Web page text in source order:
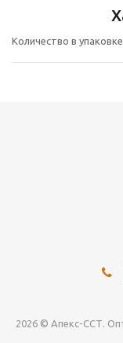
Количество в упаковке
2026 © Апекс-ССТ.